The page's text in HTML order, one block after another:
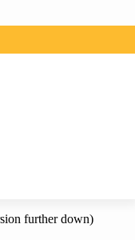
further down)